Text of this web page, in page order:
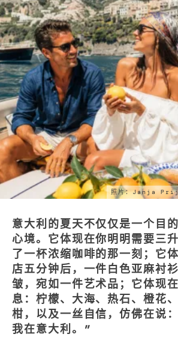
照片：Janja
意大利的夏天不仅仅是一个目
心境。它体现在你明明需要三
了一杯浓缩咖啡的那一刻；它
店五分钟后，一件白色亚麻衬
皱，宛如一件艺术品；它体现
息：柠檬、大海、热石、橙花
柑，以及一丝自信，仿佛在说
我在意大利。”